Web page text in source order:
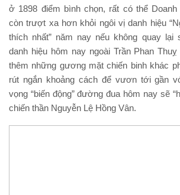
ở 1898 điểm bình chọn, rất có thể
còn trượt xa hơn khỏi ngôi vị danh hiệu
thích nhất” năm nay nếu không quay lại
danh hiệu hôm nay ngoài Trần Phan
thêm những gương mặt chiến binh khác
rút ngắn khoảng cách để vươn tới gần
vọng “biến động” đường đua hôm nay sẽ
chiến thần Nguyễn Lệ Hồng Vân.